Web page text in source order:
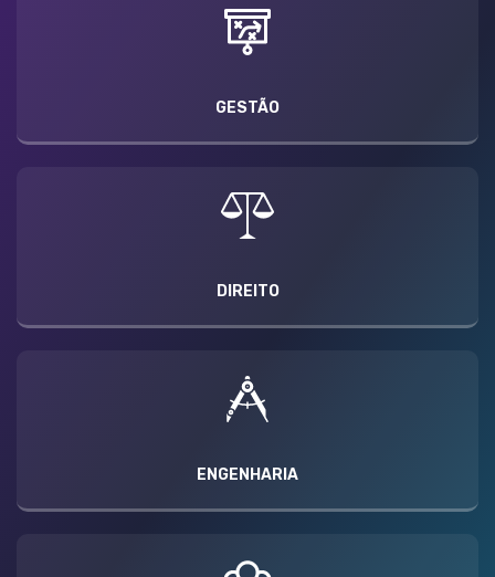
GESTÃO
DIREITO
ENGENHARIA